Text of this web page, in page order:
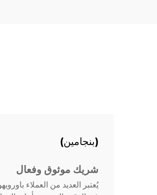
(بنجامين)
شريك موثوق وفعال
يُعتبر العديد من العملاء